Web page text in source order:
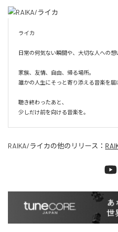
ライカ
日常の何気ない瞬間や、大切な人への想
家族、友情、自由、帰る場所。
誰かの人生にそっと寄り添える音楽を届
聴き終わったあと、
少しだけ前を向ける音楽を。
RAIKA/ライカの他のリリース：